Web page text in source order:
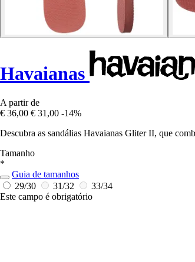
Havaianas
A partir de
€ 36,00 € 31,00 -14%
Descubra as sandálias Havaianas Gliter II, que
Tamanho
*
Guia de tamanhos
29/30
31/32
33/34
Este campo é obrigatório